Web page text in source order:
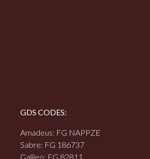
GDS CODES:
Amadeus: FG NAPPZE
Sabre: FG 186737
Galileo: FG 82811